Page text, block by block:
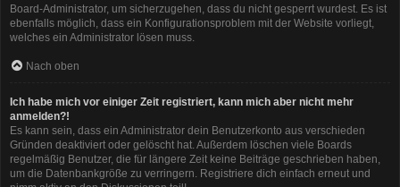
Board-Administrator, um sicherzugehen, dass du nicht gesperrt wurdest. Es ist
ebenfalls möglich, dass ein Konfigurationsproblem mit der Website vorliegt,
welches ein Administrator lösen muss.
Nach oben
Ich habe mich vor einiger Zeit registriert, kann mich aber nicht mehr
anmelden?!
Es kann sein, dass ein Administrator dein Benutzerkonto aus verschieden
Gründen deaktiviert oder gelöscht hat. Außerdem löschen viele Boards
regelmäßig Benutzer, die für längere Zeit keine Beiträge geschrieben haben,
um die Datenbankgröße zu verringern. Registriere dich einfach erneut und